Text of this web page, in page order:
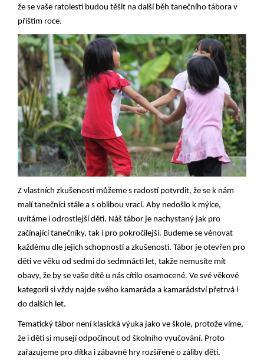
že se vaše ratolesti budou těšit na další běh tanečního tábora v
příštím roce.
Z vlastních zkušeností můžeme s radostí potvrdit, že se k nám
malí tanečníci stále a s oblibou vrací. Aby nedošlo k mýlce,
uvítáme i odrostlejší děti. Náš tábor je nachystaný jak pro
začínající tanečníky, tak i pro pokročilejší. Budeme se věnovat
každému dle jejich schopností a zkušeností. Tábor je otevřen pro
děti ve věku od sedmi do sedmnácti let, takže nemusíte mít
obavy, že by se vaše dítě u nás cítilo osamocené. Ve své věkové
kategorii si vždy najde svého kamaráda a kamarádství přetrvá i
do dalších let.
Tematický tábor není klasická výuka jako ve škole, protože víme,
že i děti si musejí odpočinout od školního vyučování. Proto
zařazujeme pro dítka i zábavné hry rozšířené o záliby dětí.